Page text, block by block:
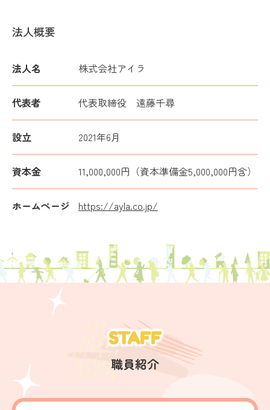
法人概要
法人名 株式会社アイラ
代表者 代表取締役 遠藤千尋
設立 2021年6月
資本金 11,000,000円（資本準備金5,000,000円含）
ホームページ https://ayla.co.jp/
STAFF
職員紹介